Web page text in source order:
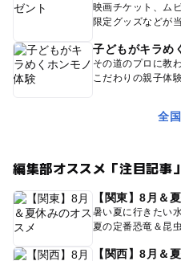
映画チケット、ム
限定グッズなどが
子どもがキラめ
その道のプロに教
こだわりの親子体
全
編集部オススメ「注目記事」
【関東】8月＆
暑い夏に行きたい
夏の定番恐竜＆昆
【関西】8月＆